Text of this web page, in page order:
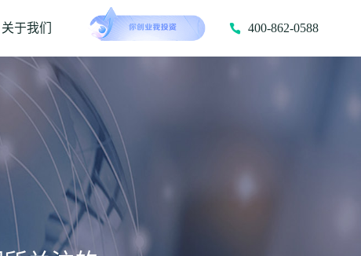
关于我们 400-862-0588